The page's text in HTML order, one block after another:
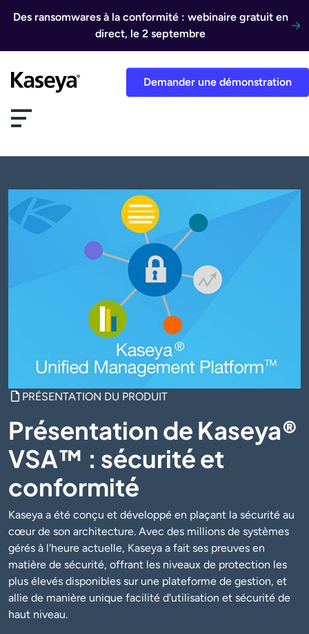
Des ransomwares à la conformité : webinaire gratuit en
direct, le 2 septembre
Demander une démonstration
PRÉSENTATION DU PRODUIT
Présentation de Kaseya®
VSA™ : sécurité et
conformité
Kaseya a été conçu et développé en plaçant la sécurité au
cœur de son architecture. Avec des millions de systèmes
gérés à l'heure actuelle, Kaseya a fait ses preuves en
matière de sécurité, offrant les niveaux de protection les
plus élevés disponibles sur une plateforme de gestion, et
allie de manière unique facilité d'utilisation et sécurité de
haut niveau.